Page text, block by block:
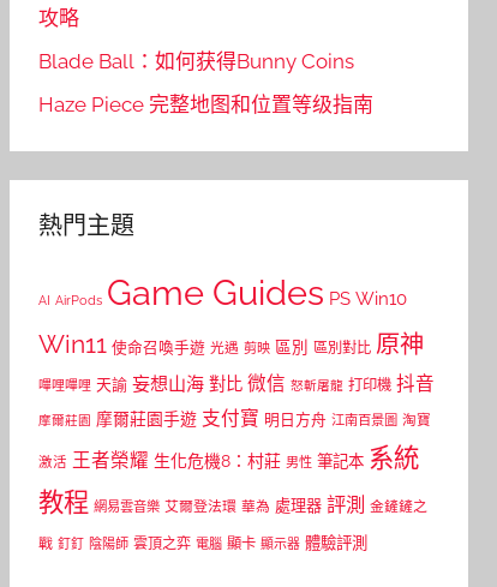
攻略
Blade Ball：如何获得Bunny Coins
Haze Piece 完整地图和位置等级指南
熱門主題
AI AirPods Game Guides PS Win10
Win11 使命召喚手遊 光遇 剪映 區別 區別對比 原神
嗶哩嗶哩 天諭 妄想山海 對比 微信 怒斬屠龍 打印機 抖音
摩爾莊園 摩爾莊園手遊 支付寶 明日方舟 江南百景圖 淘寶
激活 王者榮耀 生化危機8：村莊 男性 筆記本 系統
教程 網易雲音樂 艾爾登法環 華為 處理器 評測 金鏟鏟之
戰 釘釘 陰陽師 雲頂之弈 電腦 顯卡 顯示器 體驗評測